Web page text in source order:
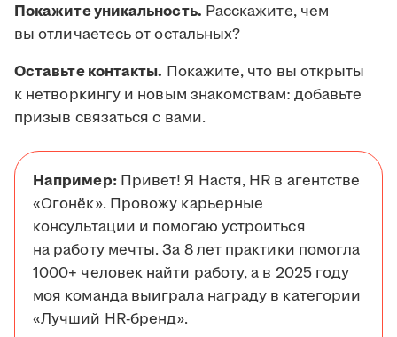
Покажите уникальность. Расскажите, чем
вы отличаетесь от остальных?
Оставьте контакты. Покажите, что вы открыты
к нетворкингу и новым знакомствам: добавьте
призыв связаться с вами.
Например:Привет! Я Настя, HR в агентстве
«Огонёк». Провожу карьерные
консультации и помогаю устроиться
на работу мечты. За 8 лет практики помогла
1000+ человек найти работу, а в 2025 году
моя команда выиграла награду в категории
«Лучший HR-бренд».